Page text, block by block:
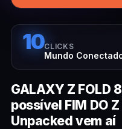
10CLICKS
Mundo
GALAXY Z FOLD
possível FIM DO
Unpacked vem aí